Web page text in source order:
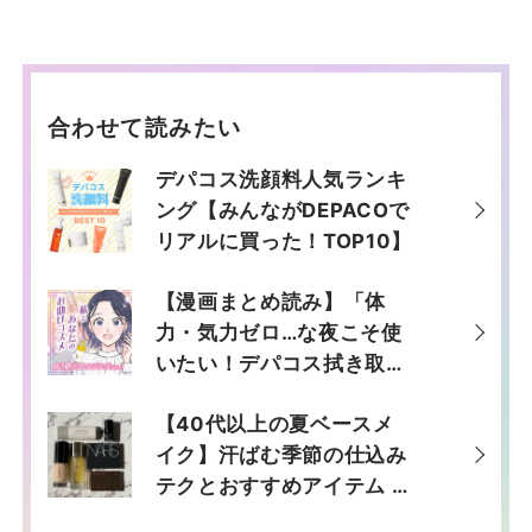
合わせて読みたい
デパコス洗顔料人気ランキ
ング【みんながDEPACOで
リアルに買った！TOP10】
【漫画まとめ読み】「体
力・気力ゼロ…な夜こそ使
いたい！デパコス拭き取り
のお助けコスメ【六多いく
み】
【40代以上の夏ベースメ
イク】汗ばむ季節の仕込み
テクとおすすめアイテム #